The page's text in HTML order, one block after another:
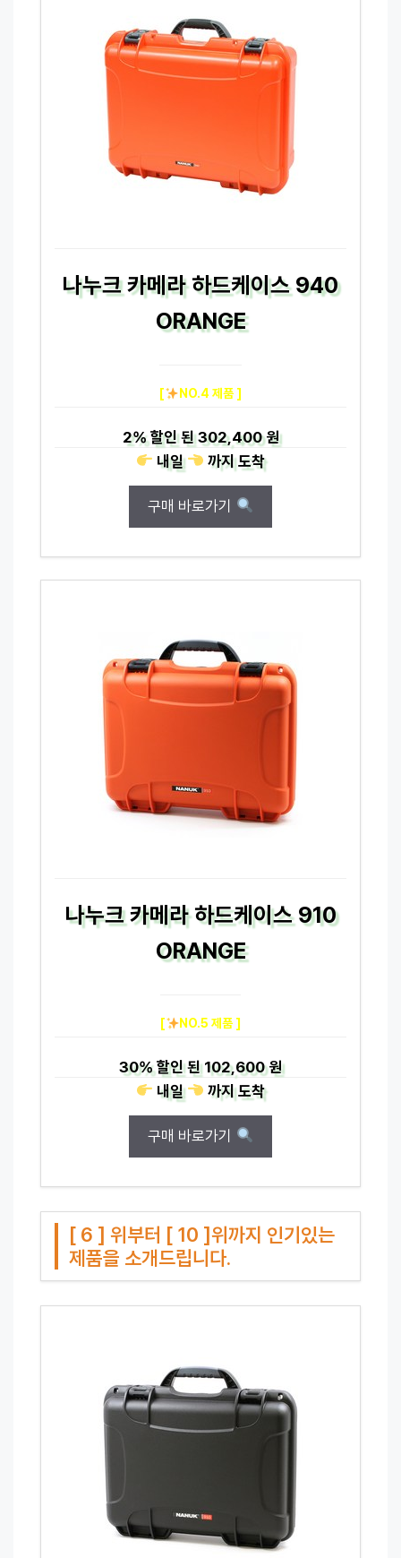
나누크 카메라 하드케이스 940
ORANGE
[ NO.4 제품 ]
2%할인 된302,400 원
내일
까지도착
구매 바로가기
나누크 카메라 하드케이스 910
ORANGE
[ NO.5 제품 ]
30%할인 된102,600 원
내일
까지도착
구매 바로가기
[ 6 ] 위부터 [ 10 ]위까지 인기있는
제품을 소개드립니다.